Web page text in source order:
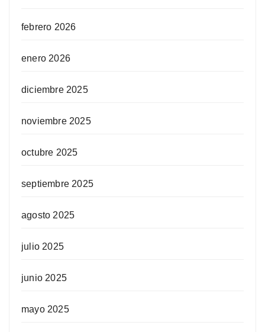
febrero 2026
enero 2026
diciembre 2025
noviembre 2025
octubre 2025
septiembre 2025
agosto 2025
julio 2025
junio 2025
mayo 2025